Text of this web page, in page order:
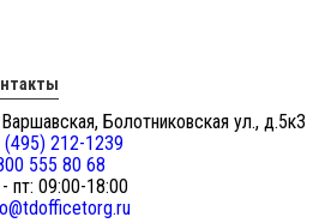
Болотниковская ул., д.5к3
(495) 212-1239
555 80 68
пт: 09:00-18:00